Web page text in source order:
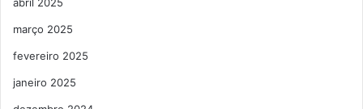
março 2025
fevereiro 2025
janeiro 2025